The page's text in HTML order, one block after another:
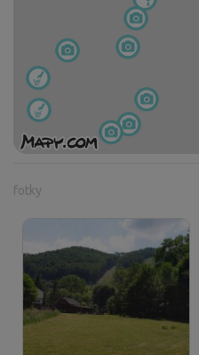
fotky